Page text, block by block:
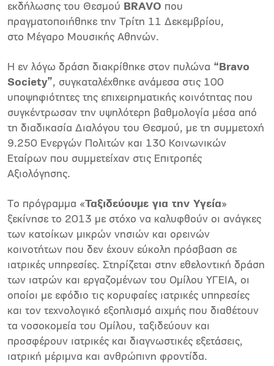
εκδήλωσης του Θεσμού BRAVO που
πραγματοποιήθηκε την Τρίτη 11 Δεκεμβρίου,
στο Μέγαρο Μουσικής Αθηνών.
Η εν λόγω δράση διακρίθηκε στον πυλώνα “Bravo
Society”, συγκαταλέχθηκε ανάμεσα στις 100
υποψηφιότητες της επιχειρηματικής κοινότητας που
συγκέντρωσαν την υψηλότερη βαθμολογία μέσα από
τη διαδικασία Διαλόγου του Θεσμού, με τη συμμετοχή
9.250 Ενεργών Πολιτών και 130 Κοινωνικών
Εταίρων που συμμετείχαν στις Επιτροπές
Αξιολόγησης.
Το πρόγραμμα «Ταξιδεύουμε για την Υγεία»
ξεκίνησε το 2013 με στόχο να καλυφθούν οι ανάγκες
των κατοίκων μικρών νησιών και ορεινών
κοινοτήτων που δεν έχουν εύκολη πρόσβαση σε
ιατρικές υπηρεσίες. Στηρίζεται στην εθελοντική δράση
των ιατρών και εργαζομένων του Ομίλου ΥΓΕΙΑ, οι
οποίοι με εφόδιο τις κορυφαίες ιατρικές υπηρεσίες
και τον τεχνολογικό εξοπλισμό αιχμής που διαθέτουν
τα νοσοκομεία του Ομίλου, ταξιδεύουν και
προσφέρουν ιατρικές και διαγνωστικές εξετάσεις,
ιατρική μέριμνα και ανθρώπινη φροντίδα.